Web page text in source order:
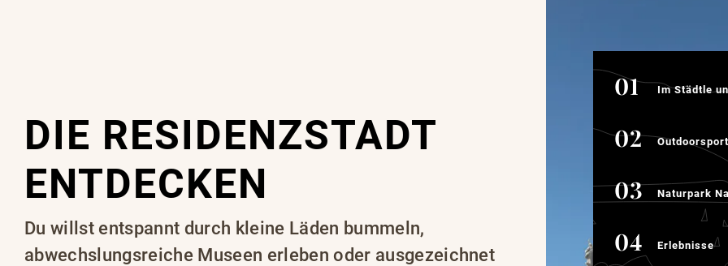
DIE RESIDENZSTADT
ENTDECKEN
Du willst entspannt durch kleine Läden bummeln,
abwechslungsreiche Museen erleben oder ausgezeichnet
Im Städtle
Im Städtle unterwegs
Outdoorsport
Naturpark
Naturpark
Erlebnisse